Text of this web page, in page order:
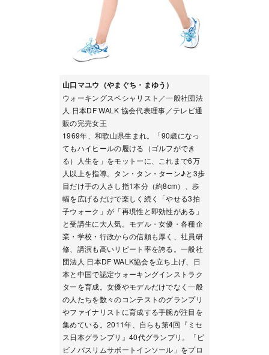
山口マユウ（やまぐち・まゆう）
ウォーキングスペシャリスト／一般社団法
人 日本DF WALK 協会代表理事／テレビ通
販の完売女王
1969年、和歌山県生まれ。「90歳になっ
てもハイヒールの履ける（ゴルフができ
る）人生を」をモットーに、これまで6万
人以上を指導。タン・タン・ターン♪と3歩
目だけ手の人さし指1本分（約8cm）、歩
幅を広げるだけで楽しく続く「やせる3拍
子ウォーク」が「再現性と即効性がある」
と受講生に大人気。モデル・女優・各種企
業・学校・行政からの信頼も厚く、社員研
修、講演も高いリピート率を誇る。一般社
団法人 日本DF WALK協会を立ち上げ、日
本と中国で認定ウォーキングインストラク
ターを育成。女優やモデルだけでなく一般
の人たちを数々のコンテストのグランプリ
やファイナリストに育成する手腕が注目を
集めている。2011年、自らも第4回『ミセ
ス日本グランプリ』40代グランプリ。「ビ
ビノバスリムサポートインソール」をプロ